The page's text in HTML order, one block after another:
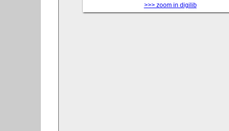
>>> zoom in digilib